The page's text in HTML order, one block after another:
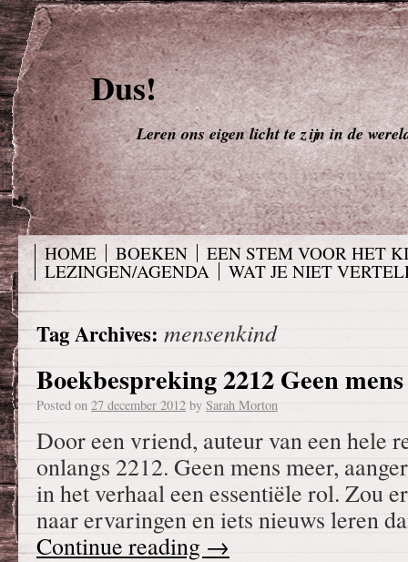
Dus!
Leren ons eigen licht te zijn in de
HOME BOEKEN
EEN STEM VOOR HET
LEZINGEN/AGENDA
WAT JE NIET
Tag Archives: mensenkind
Boekbespreking 2212 Geen
Posted on 27 december 2012 by Sarah Morton
Door een vriend, auteur van een hele
onlangs 2212. Geen mens meer,
in het verhaal een essentiële rol. Zou
naar ervaringen en iets nieuws leren
Continue reading →